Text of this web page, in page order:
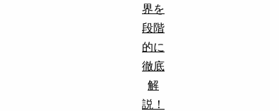
界を
段階
的に
徹底
解
説！